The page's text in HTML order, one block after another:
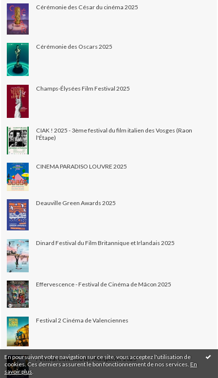
En poursuivant votre navigation sur ce site, vous acceptez l'utilisation de
cookies. Ces derniers assurent le bon fonctionnement de nos services. En
savoir plus
Cérémonie des César du cinéma 2025
Cérémonie des Oscars 2025
Champs-Élysées Film Festival 2025
CIAK ! 2025 - 3ème festival du film italien des Vosges (Raon
l'Étape)
CINEMA PARADISO LOUVRE 2025
Deauville Green Awards 2025
Dinard Festival du Film Britannique et Irlandais 2025
Effervescence - Festival de Cinéma de Mâcon 2025
Festival 2 Cinéma de Valenciennes
Festival Cinemed de Montpellier 2025